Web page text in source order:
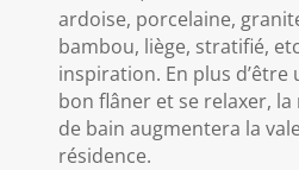
ardoise, porcelaine,
bambou, liège, stratifié,
inspiration. En plus
bon flâner et se relaxer,
de bain augmentera la
résidence.